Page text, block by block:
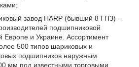
завод HARP (бывший 8 ГПЗ) –
подшипниковой
Европе и Украине. Ассортимент
500 типов шариковых и
подшипников наружным
мм под известными торговыми